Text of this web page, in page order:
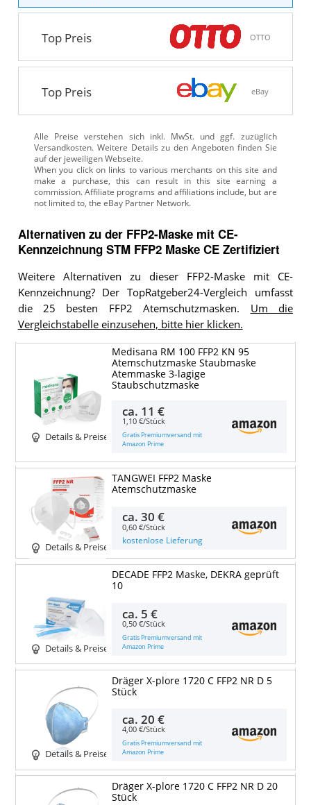
Top Preis OTTO
Top Preis eBay
Alle Preise verstehen sich inkl. MwSt. und ggf. zuzüglich
Versandkosten. Weitere Details zu den Angeboten finden Sie
auf der jeweiligen Webseite.
Alternativen zu der FFP2-Maske mit CE-
Kennzeichnung STM FFP2 Maske CE Zertifiziert
Weitere Alternativen zu dieser FFP2-Maske mit CE-
Kennzeichnung? Der TopRatgeber24-Vergleich umfasst
die 25 besten FFP2 Atemschutzmasken. Um die
Vergleichstabelle einzusehen, bitte hier klicken.
Details & Preise
Medisana RM 100 FFP2 KN 95
Atemschutzmaske Staubmaske
Atemmaske 3-lagige
Staubschutzmaske
ca. 11 €
1,10 €/Stück
Gratis Premiumversand mit
Amazon Prime
Details & Preise
TANGWEI FFP2 Maske
Atemschutzmaske
ca.30 €
0,60 €/Stück
kostenlose Lieferung
Details & Preise
DECADE FFP2 Maske, DEKRA geprüft
10
ca. 5 €
0,50 €/Stück
Gratis Premiumversand mit
Amazon Prime
Details & Preise
Dräger X-plore 1720 C FFP2 NR D 5
Stück
ca.20 €
4,00 €/Stück
Gratis Premiumversand mit
Amazon Prime
Dräger X-plore 1720 C FFP2 NR D 20
Stück